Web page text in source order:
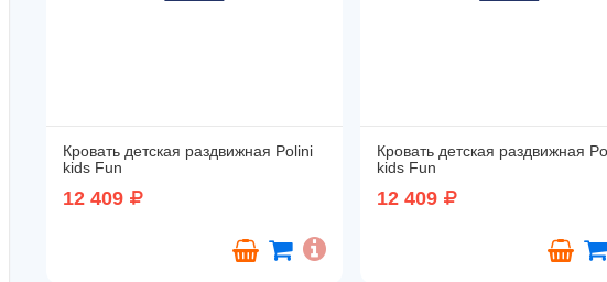
Кровать детская раздвижная Polini
kids Fun
12 409
Кровать детская раздвижная
kids Fun
12 409